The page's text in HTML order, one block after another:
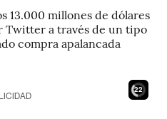
13.000 millones de dólares
Twitter a través de un tipo
compra apalancada
20